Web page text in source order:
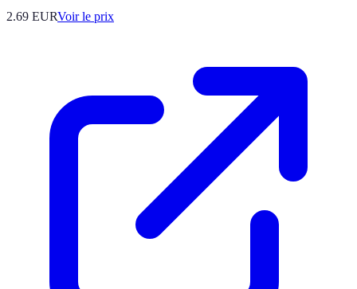
2.69 EURVoir le prix